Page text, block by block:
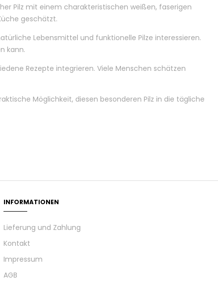
Pilz mit einem charakteristischen weißen, faserigen
geschätzt.
Lebensmittel und funktionelle Pilze interessieren.
kann.
Rezepte integrieren. Viele Menschen schätzen
Möglichkeit, diesen besonderen Pilz in die tägliche
INFORMATIONEN
Lieferung und Zahlung
Kontakt
Impressum
AGB